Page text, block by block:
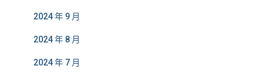
2024 年 9 月
2024 年 8 月
2024 年 7 月